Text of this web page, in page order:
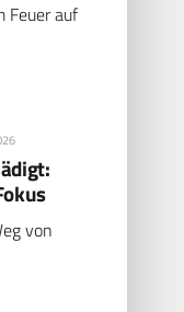
Feuer auf
von